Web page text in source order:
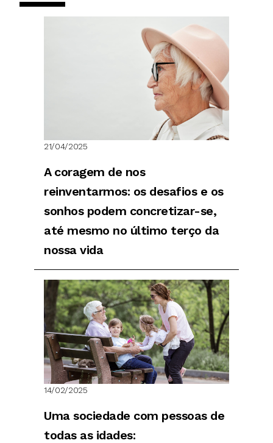
21/04/2025
A coragem de nos
reinventarmos: os desafios e os
sonhos podem concretizar-se,
até mesmo no último terço da
nossa vida
14/02/2025
Uma sociedade com pessoas de
todas as idades: